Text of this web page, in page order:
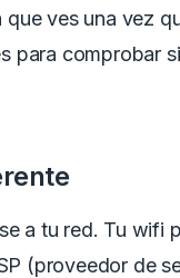
que ves una vez
para comprobar
a tu red. Tu wifi
(proveedor de